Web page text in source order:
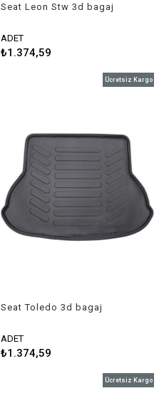
Seat Leon Stw 3d bagaj
ADET
₺1.374,59
Seat Toledo 3d bagaj
ADET
₺1.374,59
Ücretsiz Kargo
Ücretsiz Kargo